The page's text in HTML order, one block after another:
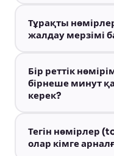
Тұрақты
жалдау мерзімі
Бір реттік
бірнеше минут
керек?
Тегін нөмірлер
олар кімге